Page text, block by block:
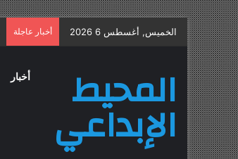
الخميس, أغسطس 6 2026 أخبار عاجلة
المحيط
الإبداعي
أخبار